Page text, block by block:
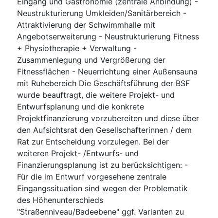
Neustrukturierung Umkleiden/Sanitärbereich -
Attraktivierung der Schwimmhalle mit
Angebotserweiterung - Neustrukturierung Fitness
+ Physiotherapie + Verwaltung -
Zusammenlegung und Vergrößerung der
Fitnessflächen - Neuerrichtung einer Außensauna
mit Ruhebereich Die Geschäftsführung der BSF
wurde beauftragt, die weitere Projekt- und
Entwurfsplanung und die konkrete
Projektfinanzierung vorzubereiten und diese über
den Aufsichtsrat den Gesellschafterinnen / dem
Rat zur Entscheidung vorzulegen. Bei der
weiteren Projekt- /Entwurfs- und
Finanzierungsplanung ist zu berücksichtigen: -
Für die im Entwurf vorgesehene zentrale
Eingangssituation sind wegen der Problematik
des Höhenunterschieds
"Straßenniveau/Badeebene" ggf. Varianten zu